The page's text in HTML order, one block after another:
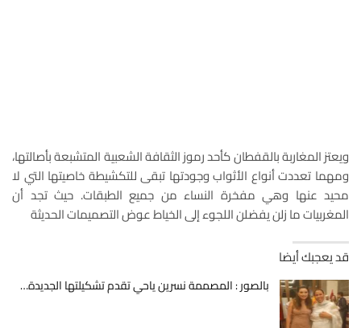
ويعتز المغاربة بالقفطان كأحد رموز الثقافة الشعبية المتشبعة بأصالتها،
ومهما تعددت أنواع الأثواب وجودتها تبقى للتكشيطة خاصيتها التي لا
محيد عنها وهي مفخرة النساء من جميع الطبقات. حيث تجد أن
المغربيات ما زلن يفضلن اللجوء إلى الخياط عوض التصميمات الحديثة
قد يعجبك أيضا
بالصور : المصممة نسرين ياحي تقدم تشكيلتها الجديدة…